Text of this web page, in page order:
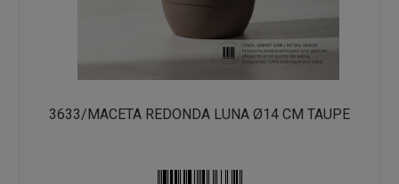
3633/MACETA REDONDA LUNA Ø14 CM TAUPE